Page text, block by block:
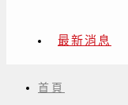
最新消息
首頁